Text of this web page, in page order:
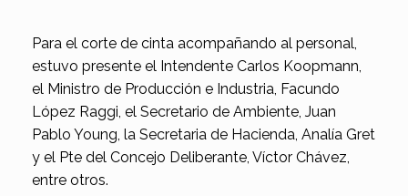
Para el corte de cinta acompañando al personal,
estuvo presente el Intendente Carlos Koopmann,
el Ministro de Producción e Industria, Facundo
López Raggi, el Secretario de Ambiente, Juan
Pablo Young, la Secretaria de Hacienda, Analía Gret
y el Pte del Concejo Deliberante, Víctor Chávez,
entre otros.